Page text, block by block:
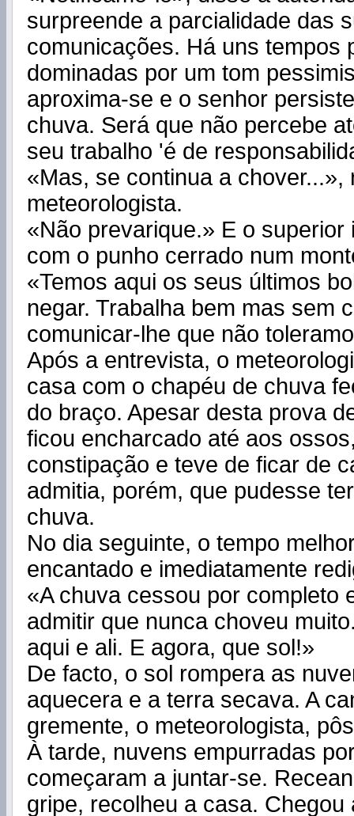
surpreende a parcialidade das
comunicações. Há uns tempos
dominadas por um tom
aproxima-se e o senhor
chuva. Será que não percebe
seu trabalho 'é de
«Mas, se continua a chover...»,
meteorologista.
«Não prevarique.» E o superior
com o punho cerrado num
«Temos aqui os seus últimos
negar. Trabalha bem mas sem
comunicar-lhe que não
Após a entrevista, o
casa com o chapéu de chuva
do braço. Apesar desta prova
ficou encharcado até aos
constipação e teve de ficar de
admitia, porém, que pudesse
chuva.
No dia seguinte, o tempo
encantado e imediatamente
«A chuva cessou por completo
admitir que nunca choveu
aqui e ali. E agora, que sol!»
De facto, o sol rompera as
aquecera e a terra secava. A
gremente, o meteorologista,
À tarde, nuvens empurradas
começaram a juntar-se.
gripe, recolheu a casa. Chegou